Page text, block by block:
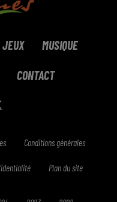
JEUX MUSIQUE
CONTACT
Conditions générales
Plan du site